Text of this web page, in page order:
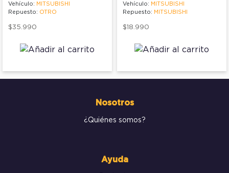
Vehículo: MITSUBISHI
Repuesto: OTRO
$35.990
Vehículo: MITSUBISHI
Repuesto: MITSUBISHI
$18.990
Nosotros
¿Quiénes somos?
Ayuda